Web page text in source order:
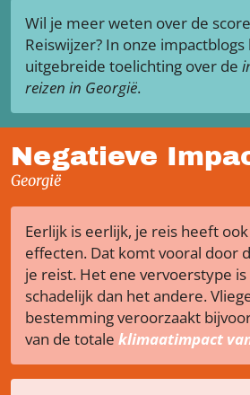
Wil je meer weten over de
Reiswijzer? In onze impactblogs
uitgebreide toelichting over de
reizen in Georgië.
Negatieve
Georgië
Eerlijk is eerlijk, je reis heeft
effecten. Dat komt vooral door
je reist. Het ene vervoerstype
schadelijk dan het andere.
bestemming veroorzaakt
van de totale klimaatimpact